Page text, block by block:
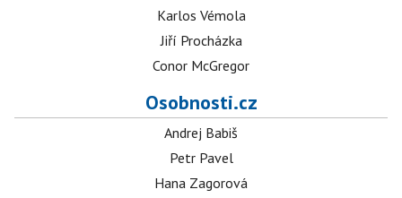
Karlos Vémola
Jiří Procházka
Conor McGregor
Osobnosti.cz
Andrej Babiš
Petr Pavel
Hana Zagorová